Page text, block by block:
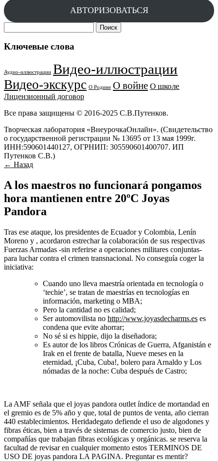
АВТОРИЗОВАТЬСЯ
Ключевые слова
Аудио-иллюстрации Видео-иллюстрации
Видео-экскурс О Родине О войне О школе
Лицензионный договор
Все права защищены © 2016-2025 С.В.Путенков.
Творческая лаборатория «ВнеурочкаОнлайн». (Свидетельство
о государственной регистрации № 13695 от 13 мая 1999г.
ИНН:590601440127, ОГРНИП: 305590601400707. ИП
Путенков С.В.)
← Назад
A los maestros no funcionará pongamos
hora mantienen entre 20ºC Joyas
Pandora
Tras ese ataque, los presidentes de Ecuador y Colombia, Lenín
Moreno y , acordaron estrechar la colaboración de sus respectivas
Fuerzas Armadas -sin referirse a operaciones militares conjuntas-
para luchar contra el crimen transnacional. No conseguía coger la
iniciativa:
Cuando uno lleva maestría orientada en tecnología o
‘techie’, se tratan de maestrías en tecnologías en
información, marketing o MBA;
Pero la cantidad no es calidad;
Ser automovilista no http://www.joyasdecharms.es es
condena que evite ahorrar;
No sé si es hippie, dijo la diseñadora;
Es autor de los libros Crónicas de Guerra, Afganistán e
Irak en el frente de batalla, Nueve meses en la
eternidad, ¡Cuba, Cuba!, bolero para Arnaldo y Los
nómadas de la noche: Cuba después de Castro;
La AMF señala que el joyas pandora outlet índice de mortandad en
el gremio es de 5% año y que, total de puntos de venta, año cierran
440 establecimientos. Heridadegato defiende el uso de algodones y
fibras éticas, bien a través de sistemas de comercio justo, bien de
compañías que trabajan fibras ecológicas y orgánicas. se reserva la
facultad de revisar en cualquier momento estos TERMINOS DE
USO DE joyas pandora LA PAGINA. Preguntar es mentir?